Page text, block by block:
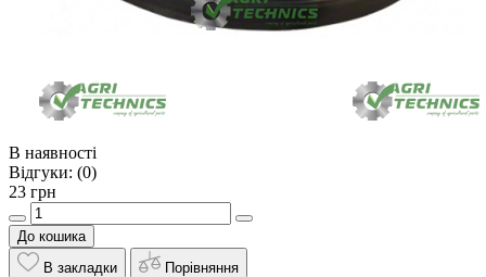
В наявності
Відгуки: (0)
23 грн
До кошика
В закладки
Порівняння